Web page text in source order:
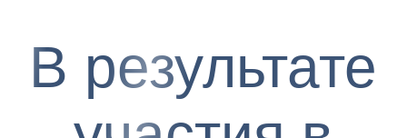
Познакомитесь с продукцией
партнеров форума,
интегративных
стоматологов.